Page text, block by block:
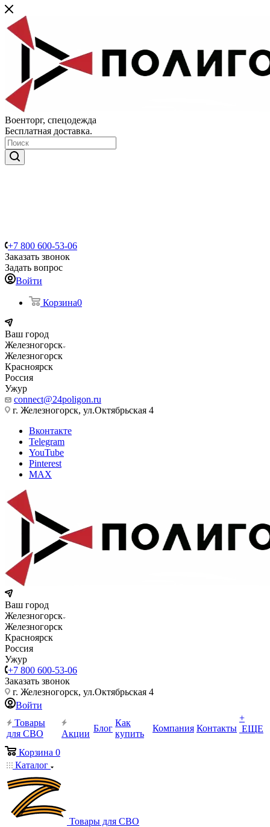
Военторг, спецодежда
Бесплатная доставка.
+7 800 600-53-06
Заказать звонок
Задать вопрос
Войти
Корзина0
Ваш город
Железногорск
Железногорск
Красноярск
Россия
Ужур
connect@24poligon.ru
г. Железногорск, ул.Октябрьская 4
Вконтакте
Telegram
YouTube
Pinterest
MAX
Ваш город
Железногорск
Железногорск
Красноярск
Россия
Ужур
+7 800 600-53-06
Заказать звонок
г. Железногорск, ул.Октябрьская 4
Войти
Товары
для СВО
Акции
Блог
Как
купить
Компания Контакты
+
ЕЩЕ
Корзина 0
Каталог
Товары для СВО